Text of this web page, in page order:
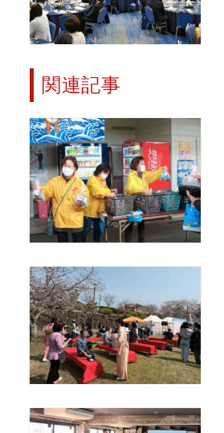
関連記事